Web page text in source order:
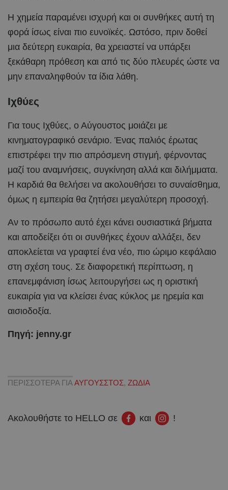
Η χημεία παραμένει ισχυρή και οι συνθήκες αυτή τη
φορά ίσως είναι πιο ευνοϊκές. Ωστόσο, πριν δοθεί
μια δεύτερη ευκαιρία, θα χρειαστεί να υπάρξει
ξεκάθαρη πρόθεση και από τις δύο πλευρές ώστε να
μην επαναληφθούν τα ίδια λάθη.
Ιχθύες
Για τους Ιχθύες, ο Αύγουστος μοιάζει με
κινηματογραφικό σενάριο. Ένας παλιός έρωτας
επιστρέφει την πιο απρόσμενη στιγμή, φέρνοντας
μαζί του αναμνήσεις, συγκίνηση αλλά και διλήμματα.
Η καρδιά θα θελήσει να ακολουθήσει το συναίσθημα,
όμως η εμπειρία θα ζητήσει μεγαλύτερη προσοχή.
Αν το πρόσωπο αυτό έχει κάνει ουσιαστικά βήματα
και αποδείξει ότι οι συνθήκες έχουν αλλάξει, δεν
αποκλείεται να γραφτεί ένα νέο, πιο ώριμο κεφάλαιο
στη σχέση τους. Σε διαφορετική περίπτωση, η
επανεμφάνιση ίσως λειτουργήσει ως η οριστική
ευκαιρία για να κλείσει ένας κύκλος με ηρεμία και
αισιοδοξία.
Πηγή: jenny.gr
ΠΕΡΙΣΣΟΤΕΡΑ ΓΙΑ ΑΥΓΟΥΣΣΤΟΣ, ΖΩΔΙΑ
Ακολουθήστε το HELLO σε και !